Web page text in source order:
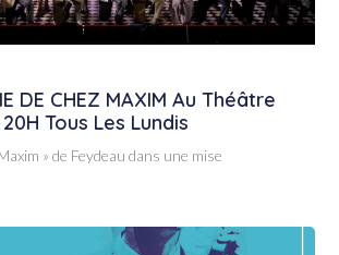
DE CHEZ MAXIM Au Théâtre
Tous Les Lundis
» de Feydeau dans une mise